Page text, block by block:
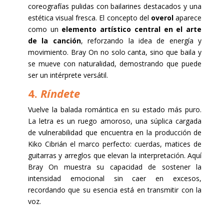
coreografías pulidas con bailarines destacados y una
estética visual fresca. El concepto del overol aparece
como un elemento artístico central en el arte
de la canción, reforzando la idea de energía y
movimiento. Bray On no solo canta, sino que baila y
se mueve con naturalidad, demostrando que puede
ser un intérprete versátil.
4. Ríndete
Vuelve la balada romántica en su estado más puro.
La letra es un ruego amoroso, una súplica cargada
de vulnerabilidad que encuentra en la producción de
Kiko Cibrián el marco perfecto: cuerdas, matices de
guitarras y arreglos que elevan la interpretación. Aquí
Bray On muestra su capacidad de sostener la
intensidad emocional sin caer en excesos,
recordando que su esencia está en transmitir con la
voz.